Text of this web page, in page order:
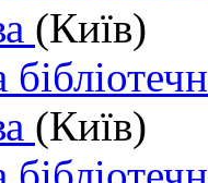
(Київ)
(Київ)